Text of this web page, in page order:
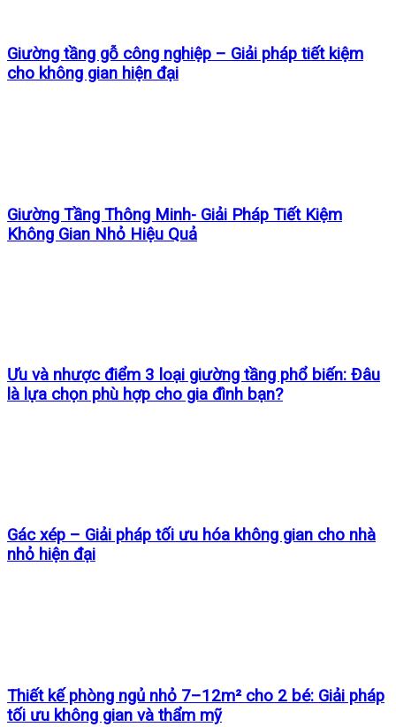
Giường tầng gỗ công nghiệp – Giải pháp tiết kiệm
cho không gian hiện đại
Giường Tầng Thông Minh- Giải Pháp Tiết Kiệm
Không Gian Nhỏ Hiệu Quả
Ưu và nhược điểm 3 loại giường tầng phổ biến: Đâu
là lựa chọn phù hợp cho gia đình bạn?
Gác xép – Giải pháp tối ưu hóa không gian cho nhà
nhỏ hiện đại
Thiết kế phòng ngủ nhỏ 7–12m² cho 2 bé: Giải pháp
tối ưu không gian và thẩm mỹ